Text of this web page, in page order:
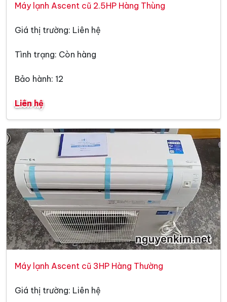
Máy lạnh Ascent cũ 2.5HP Hàng Thùng
Giá thị trường: Liên hệ
Tình trạng: Còn hàng
Bảo hành: 12
Liên hệ
Máy lạnh Ascent cũ 3HP Hàng Thường
Giá thị trường: Liên hệ